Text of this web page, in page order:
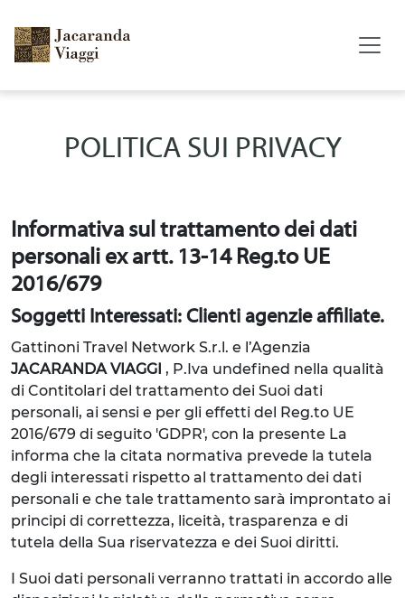
POLITICA SUI PRIVACY
Informativa sul trattamento dei dati
personali ex artt. 13-14 Reg.to UE
2016/679
Soggetti Interessati: Clienti agenzie affiliate.
Gattinoni Travel Network S.r.l. e l’Agenzia
JACARANDA VIAGGI , P.Iva undefined nella qualità
di Contitolari del trattamento dei Suoi dati
personali, ai sensi e per gli effetti del Reg.to UE
2016/679 di seguito 'GDPR', con la presente La
informa che la citata normativa prevede la tutela
degli interessati rispetto al trattamento dei dati
personali e che tale trattamento sarà improntato ai
principi di correttezza, liceità, trasparenza e di
tutela della Sua riservatezza e dei Suoi diritti.
I Suoi dati personali verranno trattati in accordo alle